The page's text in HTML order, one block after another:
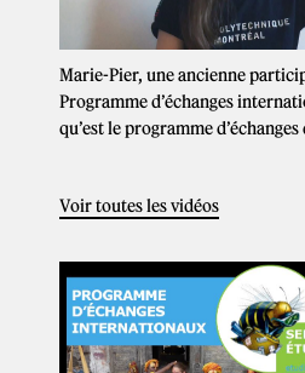
Marie-Pier, une ancienne
Programme d’échanges
qu’est le programme
Voir toutes les vidéos